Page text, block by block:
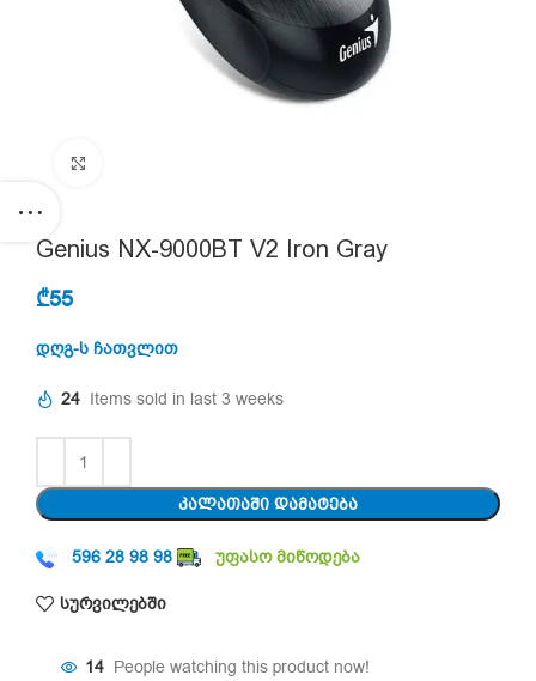
Genius NX-9000BT V2 Iron Gray
₾55
დღგ-ს ჩათვლით
24 Items sold in last 3 weeks
ᲙᲐᲚᲐᲗᲐᲨᲘ ᲓᲐᲛᲐᲢᲔᲑᲐ
596 28 98 98 უფასო მიწოდება
სურვილებში
14 People watching this product now!